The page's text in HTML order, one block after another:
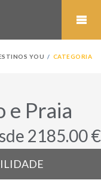
YOU CATEGORIA
e Praia
2185.00 €